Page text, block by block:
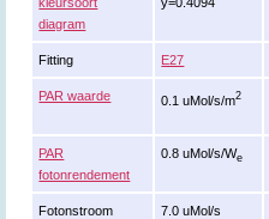
diagram
Fitting E27
PAR waarde 0.1 uMol/s/m2
PAR
fotonrendement
0.8 uMol/s/We
Fotonstroom 7.0 uMol/s